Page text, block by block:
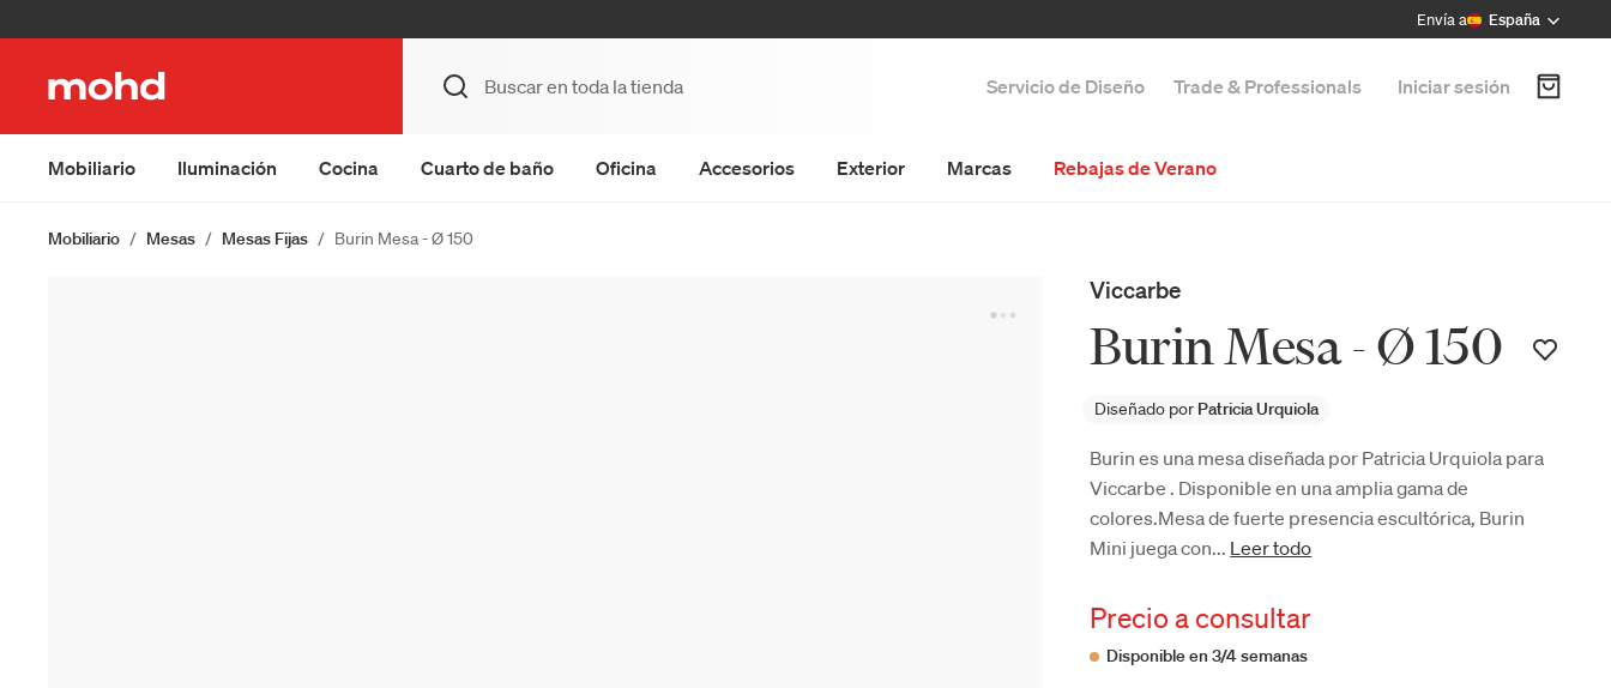
Envía a España
Servicio de Diseño Trade & Professionals Iniciar sesión
Mobiliario Iluminación Cocina Cuarto de baño Oficina Accesorios Exterior Marcas Rebajas de Verano
Mobiliario Mesas Mesas Fijas Burin Mesa - Ø 150
Viccarbe
Burin Mesa - Ø 150
Diseñado por Patricia Urquiola
Burin es una mesa diseñada por Patricia Urquiola para
Viccarbe . Disponible en una amplia gama de
colores.Mesa de fuerte presencia escultórica, Burin
Mini juega con... Leer todo
Precio a consultar
Disponible en 3/4 semanas